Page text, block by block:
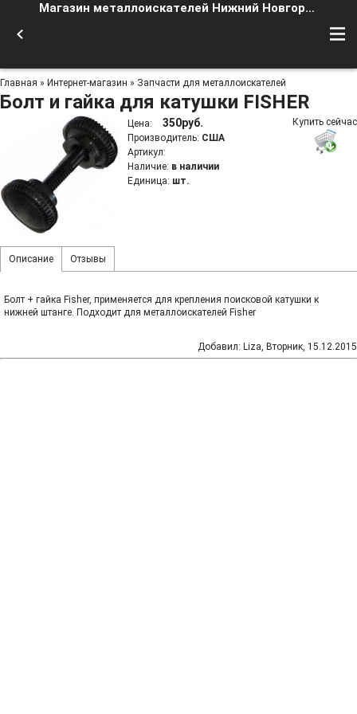
Магазин металлоискателей Нижний Новгород
Главная » Интернет-магазин » Запчасти для металлоискателей
Болт и гайка для катушки FISHER
Цена: 350руб.
Производитель: США
Артикул:
Наличие: в наличии
Единица: шт.
Купить сейчас
Описание Отзывы
Болт + гайка Fisher, применяется для крепления поисковой катушки к
нижней штанге. Подходит для металлоискателей Fisher
Добавил: Liza, Вторник, 15.12.2015